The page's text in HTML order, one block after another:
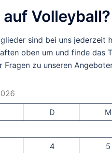
Volleyball?
sind bei uns jederzeit
oben um und finde das
Fragen zu unseren
D M
4 5